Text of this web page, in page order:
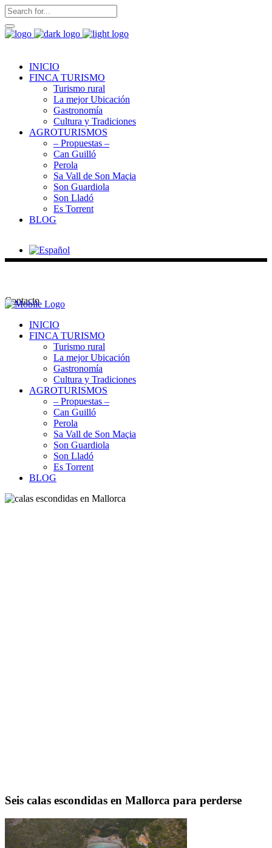
INICIO
FINCA TURISMO
Turismo rural
La mejor Ubicación
Gastronomía
Cultura y Tradiciones
AGROTURISMOS
– Propuestas –
Can Guilló
Perola
Sa Vall de Son Maçia
Son Guardiola
Son Lladó
Es Torrent
BLOG
Contacto
INICIO
FINCA TURISMO
Turismo rural
La mejor Ubicación
Gastronomía
Cultura y Tradiciones
AGROTURISMOS
– Propuestas –
Can Guilló
Perola
Sa Vall de Son Maçia
Son Guardiola
Son Lladó
Es Torrent
BLOG
Seis calas escondidas en Mallorca para perderse